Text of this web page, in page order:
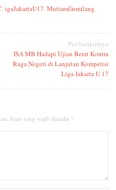
, igaJakartaU17, MutiaraGemilang,
Pos berikutnya
ISA MB Hadapi Ujian Berat Kontra
Raga Negeri di Lanjutan Kompetisi
Liga Jakarta U 17
Ruas yang wajib ditandai *